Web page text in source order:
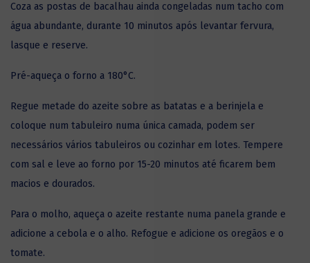
Coza as postas de bacalhau ainda congeladas num tacho com
água abundante, durante 10 minutos após levantar fervura,
lasque e reserve.
Pré-aqueça o forno a 180°C.
Regue metade do azeite sobre as batatas e a berinjela e
coloque num tabuleiro numa única camada, podem ser
necessários vários tabuleiros ou cozinhar em lotes. Tempere
com sal e leve ao forno por 15-20 minutos até ficarem bem
macios e dourados.
Para o molho, aqueça o azeite restante numa panela grande e
adicione a cebola e o alho. Refogue e adicione os oregãos e o
tomate.